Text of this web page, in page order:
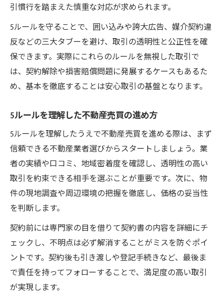
引慣行を踏まえた慎重な対応が求められます。
5ルールを守ることで、囲い込みや誇大広告、媒介契約違
反などの三大タブーを避け、取引の透明性と公正性を確
保できます。実際にこれらのルールを無視した取引で
は、契約解除や損害賠償問題に発展するケースもあるた
め、基本を徹底することは安心取引の基盤となります。
5ルールを理解した不動産売買の進め方
5ルールを理解したうえで不動産売買を進める際は、まず
信頼できる不動産業者選びからスタートしましょう。業
者の実績や口コミ、地域密着度を確認し、透明性の高い
取引を約束できる相手を選ぶことが重要です。次に、物
件の現地調査や周辺環境の把握を徹底し、価格の妥当性
を判断します。
契約前には専門家の目を借りて契約書の内容を詳細にチ
ェックし、不明点は必ず解消することがミスを防ぐポイ
ントです。契約後も引き渡しや登記手続きなど、最後ま
で責任を持ってフォローすることで、満足度の高い取引
が実現します。